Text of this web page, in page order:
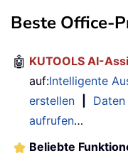
Beste Office-
🤖 KUTOOLS AI-
auf:Intelligente
erstellen
aufrufen…
Beliebte